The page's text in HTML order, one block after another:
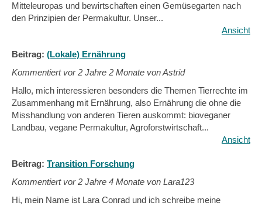
Mitteleuropas und bewirtschaften einen Gemüsegarten nach
den Prinzipien der Permakultur. Unser...
Ansicht
Beitrag: (Lokale) Ernährung
Kommentiert vor2 Jahre 2 Monate von Astrid
Hallo, mich interessieren besonders die Themen Tierrechte im
Zusammenhang mit Ernährung, also Ernährung die ohne die
Misshandlung von anderen Tieren auskommt: bioveganer
Landbau, vegane Permakultur, Agroforstwirtschaft...
Ansicht
Beitrag: Transition Forschung
Kommentiert vor2 Jahre 4 Monate von Lara123
Hi, mein Name ist Lara Conrad und ich schreibe meine